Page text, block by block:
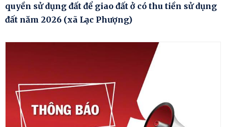
quyền sử dụng đất để giao đất ở có thu tiền sử dụng
đất năm 2026 (xã Lạc Phượng)